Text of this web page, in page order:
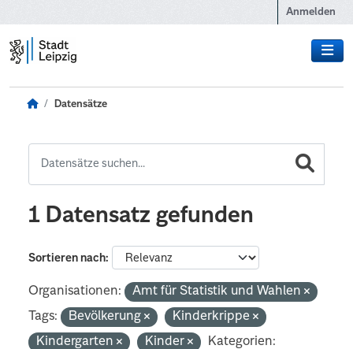
Anmelden
Datensätze
1 Datensatz gefunden
Sortieren nach
Organisationen:
Amt für Statistik und Wahlen
Tags:
Bevölkerung
Kinderkrippe
Kindergarten
Kinder
Kategorien: